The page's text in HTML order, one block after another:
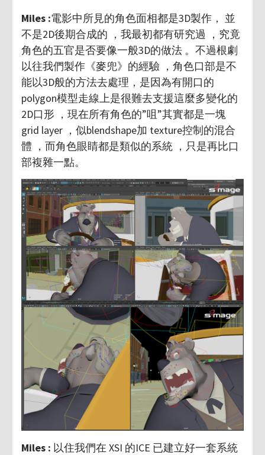
Miles :電影中所見的角色面相都是3D製作， 並
不是2D後期合成的 ，我最初都有研究過 ，究竟
角色的五官是否要像一般3D的做法 。不過根劇
以往我們製作《麥兜》的經驗 ，角色口部是不
能以3D般的方法去處理，是因為有開口的
polygon模型走線上是很難去支援這麼多變化的
2D口形 ，現在所有角色的”咀”其實都是一塊
grid layer ，似blendshape加 texture控制的混合
體 ，而角色眼睛都是類似的系統 ，只是再比口
部複雜一點。
Miles : 以住我們在 XSI 的ICE 已建立好一套系統